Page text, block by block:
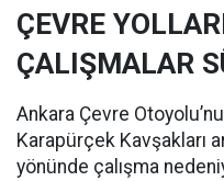
ÇEVRE
ÇALIŞMALAR
Ankara Çevre
Karapürçek Kavşakları
yönünde çalışma